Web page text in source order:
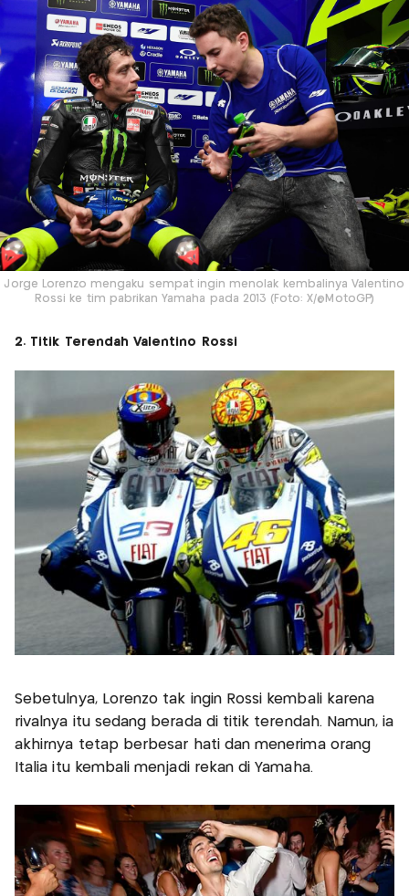
Jorge Lorenzo mengaku sempat ingin menolak kembalinya Valentino
Rossi ke tim pabrikan Yamaha pada 2013 (Foto: X/@MotoGP)
2. Titik Terendah Valentino Rossi
Sebetulnya, Lorenzo tak ingin Rossi kembali karena
rivalnya itu sedang berada di titik terendah. Namun, ia
akhirnya tetap berbesar hati dan menerima orang
Italia itu kembali menjadi rekan di Yamaha.